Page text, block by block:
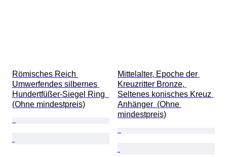
Römisches Reich
Umwerfendes silbernes
Hundertfüßer-Siegel Ring
(Ohne mindestpreis)
Mittelalter, Epoche der
Kreuzritter Bronze,
Seltenes konisches Kreuz
Anhänger  (Ohne
mindestpreis)